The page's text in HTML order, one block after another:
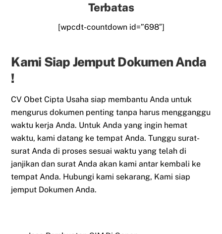
Terbatas
[wpcdt-countdown id=”698″]
Kami Siap Jemput Dokumen Anda
!
CV Obet Cipta Usaha siap membantu Anda untuk
mengurus dokumen penting tanpa harus mengganggu
waktu kerja Anda. Untuk Anda yang ingin hemat
waktu, kami datang ke tempat Anda. Tunggu surat-
surat Anda di proses sesuai waktu yang telah di
janjikan dan surat Anda akan kami antar kembali ke
tempat Anda. Hubungi kami sekarang, Kami siap
jemput Dokumen Anda.